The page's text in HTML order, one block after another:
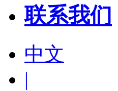
联系我们
中文
|